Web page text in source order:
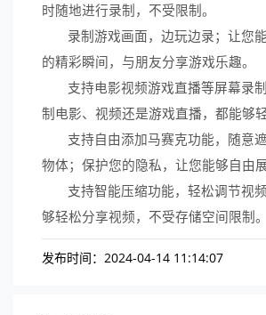
时随地进行录制，不受限制。
录制游戏画面，边玩边录；让您
的精彩瞬间，与朋友分享游戏乐趣。
支持电影视频游戏直播等屏幕录
制电影、视频还是游戏直播，都能够轻
支持自由添加马赛克功能，随意
物体；保护您的隐私，让您能够自由展
支持智能压缩功能，轻松调节视
够轻松分享视频，不受存储空间限制。
发布时间：2024-04-14 11:14:07